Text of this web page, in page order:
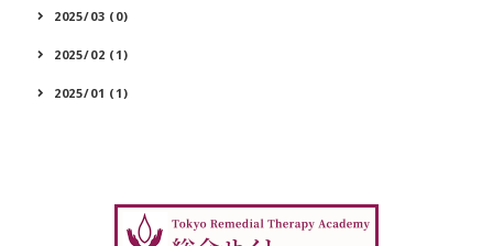
2025/03 (0)
2025/02 (1)
2025/01 (1)